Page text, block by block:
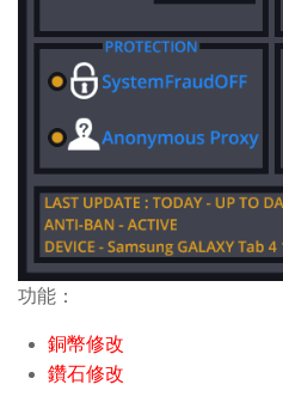
功能：
銅幣修改
鑽石修改